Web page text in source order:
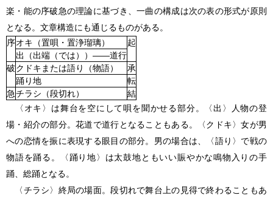
楽・能の序破急の理論に基づき、一曲の構成は次の表の形式が原則
となる。文章構造にも通じるものがある。
序オキ（置唄・置浄瑠璃）
起
出（出端（では））――道行
破クドキまたは語り（物語）
承
踊り地
転
急チラシ（段切れ）
結
〈オキ〉は舞台を空にして唄を聞かせる部分。〈出〉人物の登
場・紹介の部分。花道で道行となることもある。〈クドキ〉女が男
への恋情を振に表現する眼目の部分。男の場合は、〈語り〉で戦の
物語を踊る。〈踊り地〉は太鼓地ともいい賑やかな鳴物入りの手
踊、総踊となる。
〈チラシ〉終局の場面。段切れで舞台上の見得で終わることもあ